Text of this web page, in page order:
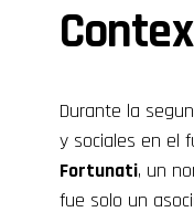
Durante la
y sociales en el
Fortunati, un
fue solo un